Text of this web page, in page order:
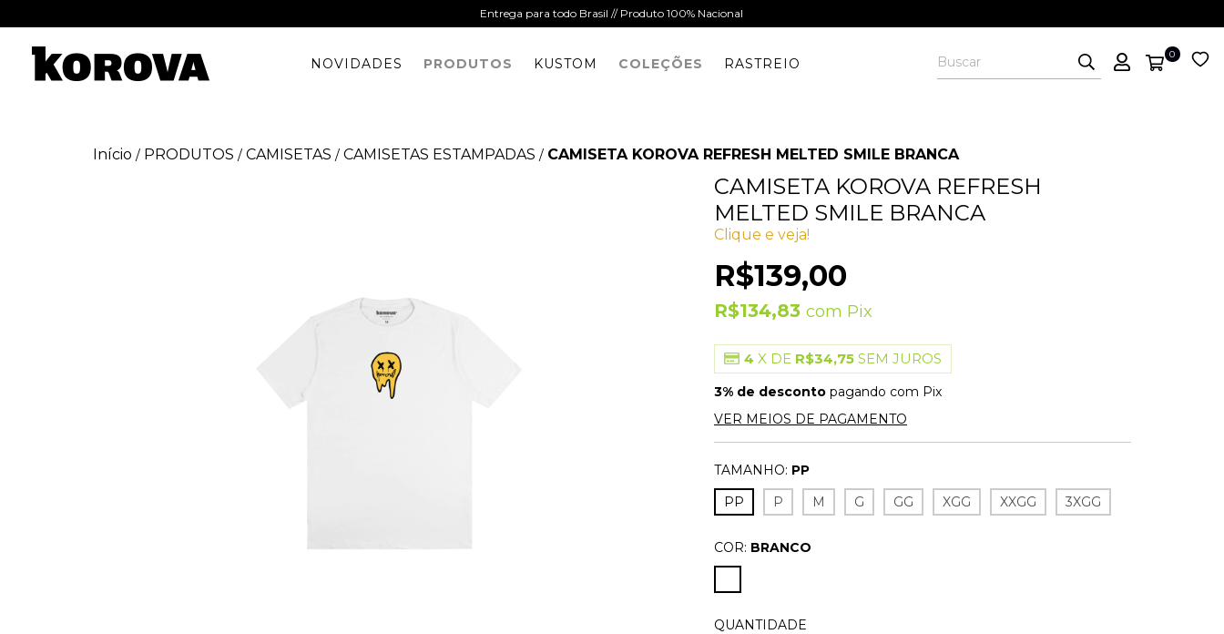
Entrega para todo Brasil // Produto 100% Nacional
NOVIDADES PRODUTOS KUSTOM COLEÇÕES RASTREIO
0
Início / PRODUTOS / CAMISETAS / CAMISETAS ESTAMPADAS / CAMISETA KOROVA REFRESH MELTED SMILE BRANCA
CAMISETA KOROVA REFRESH
MELTED SMILE BRANCA
Clique e veja!
R$139,00
R$134,83com Pix
4 X DE R$34,75 SEM JUROS
3% de desconto pagando com Pix
VER MEIOS DE PAGAMENTO
TAMANHO: PP
PP
P M G GG XGG XXGG 3XGG
COR: BRANCO
QUANTIDADE